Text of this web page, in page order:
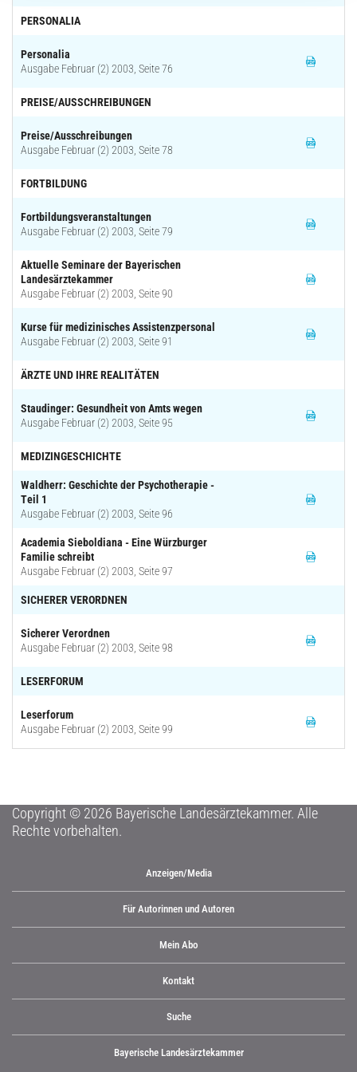
PERSONALIA
Personalia
Ausgabe Februar (2) 2003, Seite 76
PREISE/AUSSCHREIBUNGEN
Preise/Ausschreibungen
Ausgabe Februar (2) 2003, Seite 78
FORTBILDUNG
Fortbildungsveranstaltungen
Ausgabe Februar (2) 2003, Seite 79
Aktuelle Seminare der Bayerischen
Landesärztekammer
Ausgabe Februar (2) 2003, Seite 90
Kurse für medizinisches Assistenzpersonal
Ausgabe Februar (2) 2003, Seite 91
ÄRZTE UND IHRE REALITÄTEN
Staudinger: Gesundheit von Amts wegen
Ausgabe Februar (2) 2003, Seite 95
MEDIZINGESCHICHTE
Waldherr: Geschichte der Psychotherapie -
Teil 1
Ausgabe Februar (2) 2003, Seite 96
Academia Sieboldiana - Eine Würzburger
Familie schreibt
Ausgabe Februar (2) 2003, Seite 97
SICHERER VERORDNEN
Sicherer Verordnen
Ausgabe Februar (2) 2003, Seite 98
LESERFORUM
Leserforum
Ausgabe Februar (2) 2003, Seite 99
Copyright © 2026 Bayerische Landesärztekammer. Alle
Rechte vorbehalten.
Anzeigen/Media
Für Autorinnen und Autoren
Mein Abo
Kontakt
Suche
Bayerische Landesärztekammer